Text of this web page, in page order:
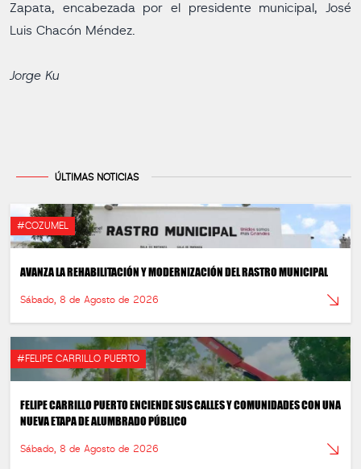
Zapata, encabezada por el presidente municipal, José
Luis Chacón Méndez.
Jorge Ku
ÚLTIMAS NOTICIAS
#COZUMEL
AVANZA LA REHABILITACIÓN Y MODERNIZACIÓN DEL RASTRO MUNICIPAL
Sábado, 8 de Agosto de 2026
#FELIPE CARRILLO PUERTO
FELIPE CARRILLO PUERTO ENCIENDE SUS CALLES Y COMUNIDADES CON UNA
NUEVA ETAPA DE ALUMBRADO PÚBLICO
Sábado, 8 de Agosto de 2026